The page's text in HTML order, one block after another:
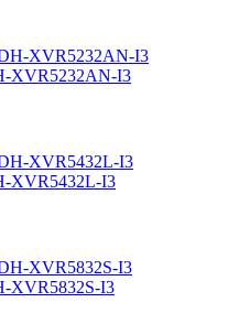
XVR5232AN-I3
XVR5432L-I3
XVR5832S-I3